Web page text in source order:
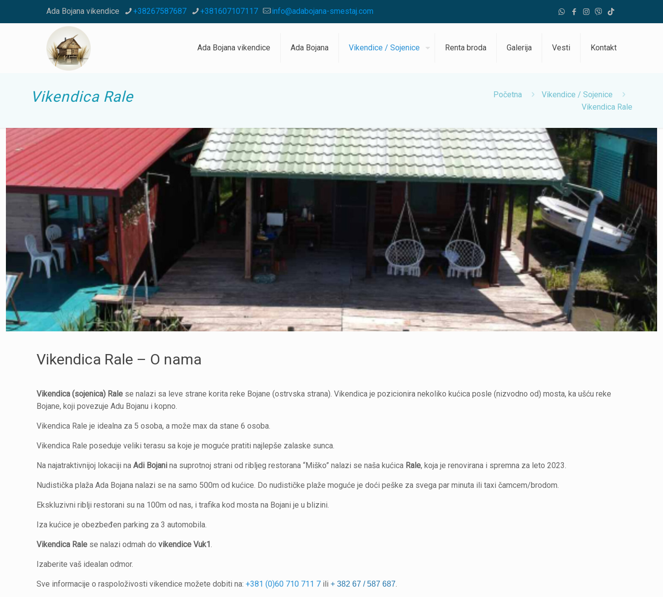
Ada Bojana vikendice +38267587687 +381607107117 info@adabojana-smestaj.com
Ada Bojana vikendice Ada Bojana Vikendice / Sojenice Renta broda Galerija Vesti Kontakt
Vikendica Rale Početna
Vikendice / Sojenice
Vikendica Rale
Vikendica Rale – O nama
Vikendica (sojenica) Rale se nalazi sa leve strane korita reke Bojane (ostrvska strana). Vikendica je pozicionira nekoliko kućica posle (nizvodno od) mosta, ka ušću reke
Bojane, koji povezuje Adu Bojanu i kopno.
Vikendica Rale je idealna za 5 osoba, a može max da stane 6 osoba.
Vikendica Rale poseduje veliki terasu sa koje je moguće pratiti najlepše zalaske sunca.
Na najatraktivnijoj lokaciji na Adi Bojani na suprotnoj strani od ribljeg restorana “Miško” nalazi se naša kućica Rale, koja je renovirana i spremna za leto 2023.
Nudistička plaža Ada Bojana nalazi se na samo 500m od kućice. Do nudističke plaže moguće je doći peške za svega par minuta ili taxi čamcem/brodom.
Ekskluzivni riblji restorani su na 100m od nas, i trafika kod mosta na Bojani je u blizini.
Iza kućice je obezbeđen parking za 3 automobila.
Vikendica Rale se nalazi odmah do vikendice Vuk1 .
Izaberite vaš idealan odmor.
Sve informacije o raspoloživosti vikendice možete dobiti na: +381 (0)60 710 711 7 ili + 382 67 / 587 687.